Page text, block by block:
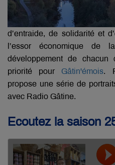
d’entraide, de solidarité et
l’essor économique
développement de
priorité pourGâtin'émois.
propose une série de
avec Radio Gâtine.
Ecoutez la saison